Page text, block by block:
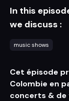
In this
we discuss :
music shows
Cet épisode
Colombie en
concerts & de